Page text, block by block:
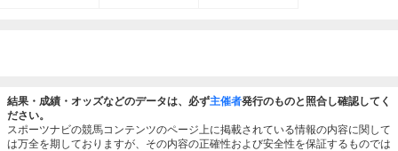
結果・成績・オッズなどのデータは、必ず主催者発行のものと照合し確認してく
ださい。
スポーツナビの競馬コンテンツのページ上に掲載されている情報の内容に関して
は万全を期しておりますが、その内容の正確性および安全性を保証するものでは